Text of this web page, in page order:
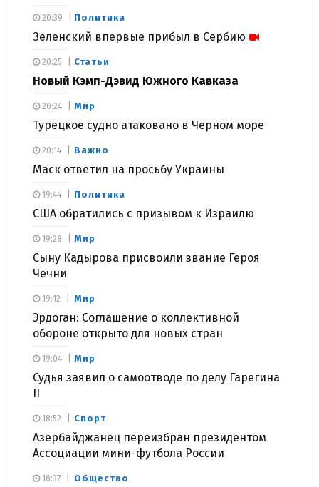
Политика
Зеленский впервые прибыл в Сербию
20:39
Статьи
Новый Кэмп-Дэвид Южного Кавказа
20:25
Мир
Турецкое судно атаковано в Черном море
20:24
Важно
Маск ответил на просьбу Украины
20:14
Политика
США обратились с призывом к Израилю
19:44
Мир
Сыну Кадырова присвоили звание Героя
Чечни
19:28
Мир
Эрдоган: Соглашение о коллективной
обороне открыто для новых стран
19:12
Мир
Судья заявил о самоотводе по делу Гарегина
II
19:04
Спорт
Азербайджанец переизбран президентом
Ассоциации мини-футбола России
18:52
Общество
18:37